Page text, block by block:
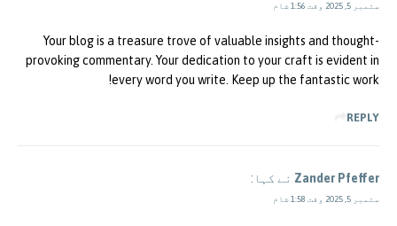
ستمبر 5, 2025 وقت 1:56 شام
Your blog is a treasure trove of valuable insights and thought-
provoking commentary. Your dedication to your craft is evident in
every word you write. Keep up the fantastic work!
REPLY
Zander Pfeffer نے کہا:
ستمبر 5, 2025 وقت 1:58 شام